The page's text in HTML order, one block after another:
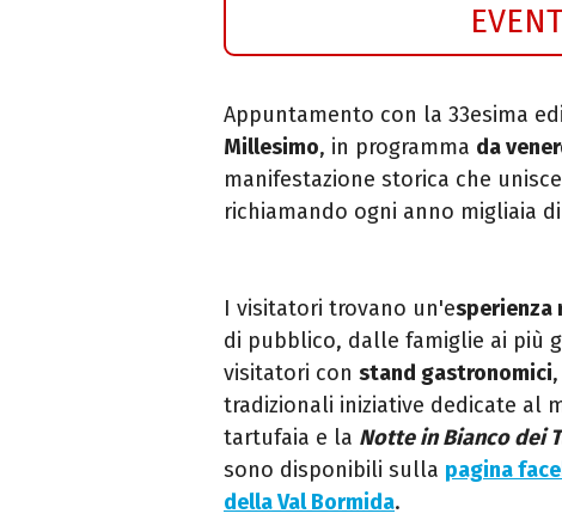
Appuntamento con la 33esima
Millesimo, in programma da
manifestazione storica che
richiamando ogni anno migliaia
I visitatori trovano un'esperienza
di pubblico, dalle famiglie ai più
visitatori con stand gastronomici,
tradizionali iniziative dedicate al
tartufaia e la Notte in Bianco dei
sono disponibili sulla pagina
della Val Bormida.